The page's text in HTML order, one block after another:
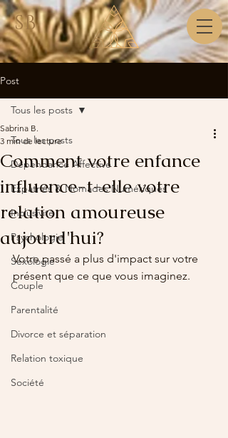
SB
Post
Tous les posts
Dépendance Affective
Expatriés & Nomades Numériques
Inclusivité
Psychologie
Sexologie
Couple
Parentalité
Divorce et séparation
Relation toxique
Société
Tous les posts
Comment votre enfance
influence-t-elle votre
relation amoureuse
aujourd'hui?
Sabrina B.
3 min de lecture
Votre passé a plus d'impact sur votre
présent que ce que vous imaginez.